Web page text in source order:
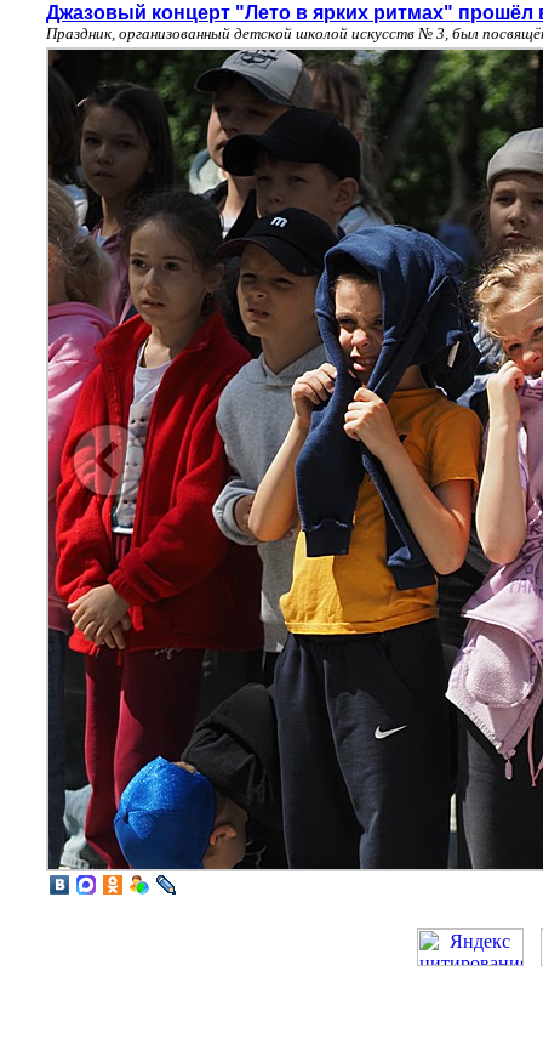
Джазовый концерт "Лето в ярких ритмах" прошёл
Праздник, организованный детской школой искусств № 3, был